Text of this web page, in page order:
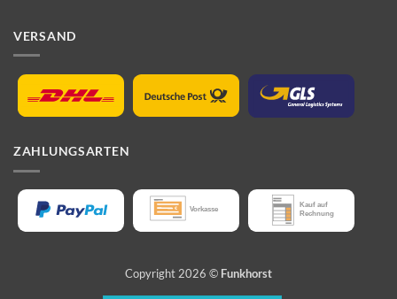
VERSAND
ZAHLUNGSARTEN
Copyright 2026 © Funkhorst